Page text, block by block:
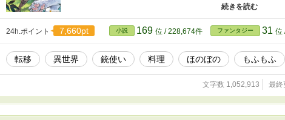
＝＝＝＝＝＝＝＝＝＝＝＝＝＝＝＝＝ 1人ぼっちだった相沢庵は
た。 いつもと同じ山、いつもと同じ仕事。それなのにこの日は違
て命を落とした男が、神に愛され転移先の世界で狼と自由に生き
がまとまりません。よく見る異世界ものを書きたいと始めました
に完結しておりますが、2021年4月14日より誤字脱字の直し作業
日に終了致しました。 依然として誤字脱字が存在する場合がご
24h.ポイント 7,660pt 小説 169 位 / 228,674件 ファンタジー 31 位
転移 異世界 銃使い 料理 ほのぼの もふもふ
文字数 1,052,913 最終